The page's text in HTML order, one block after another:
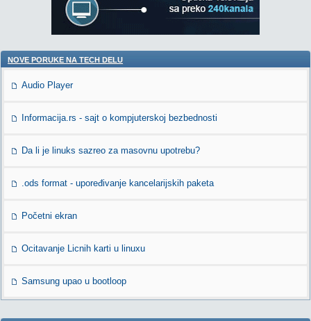
NOVE PORUKE NA TECH DELU
Audio Player
Informacija.rs - sajt o kompjuterskoj bezbednosti
Da li je linuks sazreo za masovnu upotrebu?
.ods format - upoređivanje kancelarijskih paketa
Početni ekran
Ocitavanje Licnih karti u linuxu
Samsung upao u bootloop